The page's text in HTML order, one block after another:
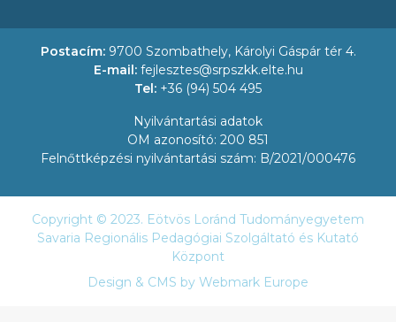
Postacím: 9700 Szombathely, Károlyi Gáspár tér 4.
E-mail: fejlesztes@srpszkk.elte.hu
Tel: +36 (94) 504 495
Nyilvántartási adatok
OM azonosító: 200 851
Felnőttképzési nyilvántartási szám: B/2021/000476
Copyright © 2023. Eötvös Loránd Tudományegyetem
Savaria Regionális Pedagógiai Szolgáltató és Kutató
Központ
Design & CMS by Webmark Europe